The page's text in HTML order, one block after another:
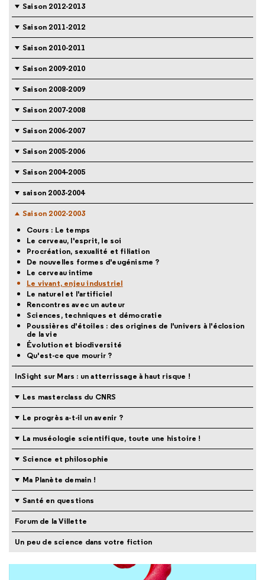
Saison 2012-2013
Saison 2011-2012
Saison 2010-2011
Saison 2009-2010
Saison 2008-2009
Saison 2007-2008
Saison 2006-2007
Saison 2005-2006
Saison 2004-2005
saison 2003-2004
Saison 2002-2003
Cours : Le temps
Le cerveau, l'esprit, le soi
Procréation, sexualité et filiation
De nouvelles formes d'eugénisme ?
Le cerveau intime
Le vivant, enjeu industriel
Le naturel et l'artificiel
Rencontres avec un auteur
Sciences, techniques et démocratie
Poussières d'étoiles : des origines de l'univers à l'éclosion
de la vie
Évolution et biodiversité
Qu'est-ce que mourir ?
InSight sur Mars : un atterrissage à haut risque !
Les masterclass du CNRS
Le progrès a-t-il un avenir ?
La muséologie scientifique, toute une histoire !
Science et philosophie
Ma Planète demain !
Santé en questions
Forum de la Villette
Un peu de science dans votre fiction